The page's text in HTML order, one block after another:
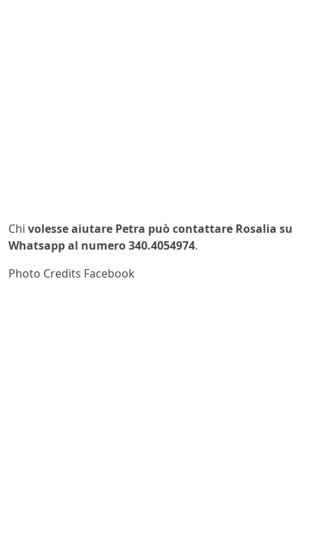
Chi volesse aiutare Petra può contattare Rosalia su
Whatsapp al numero 340.4054974.
Photo Credits Facebook